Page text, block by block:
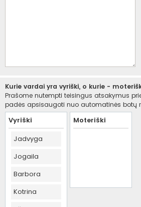
Kurie vardai yra vyriški, o kurie -
Prašome nutempti teisingus atsakymus
padės apsisaugoti nuo automatinės botų
Vyriški
Jadvyga
Jogaila
Barbora
Kotrina
Moteriški